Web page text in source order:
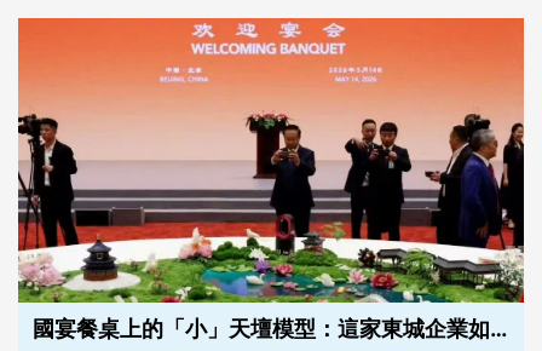
國宴餐桌上的「小」天壇模型：這家東城企業如何讓古建築驚艷外賓？